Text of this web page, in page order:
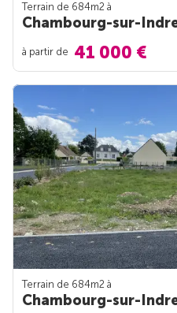
Terrain de 684m2 à
Chambourg-sur-
à partir de 41 000 €
Terrain de 684m2 à
Chambourg-sur-